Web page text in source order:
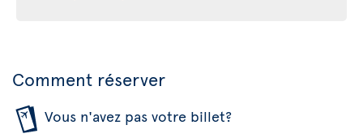
Comment réserver
Vous n'avez pas votre billet?